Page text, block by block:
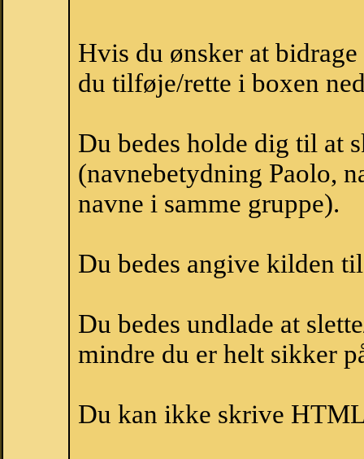
Hvis du ønsker at
du tilføje/rette i boxen
Du bedes holde dig til at
(navnebetydning Paolo,
navne i samme gruppe).
Du bedes angive kilden
Du bedes undlade at
mindre du er helt sikker
Du kan ikke skrive